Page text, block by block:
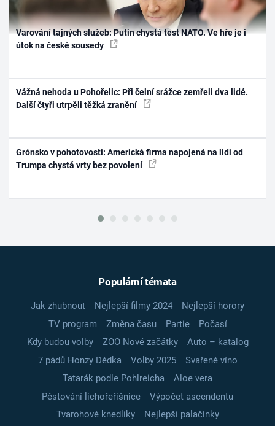
Varování tajných služeb: Putin chystá test NATO. Ve hře je i
útok na české sousedy
Vážná nehoda u Pohořelic: Při čelní srážce zemřeli dva lidé.
Další čtyři utrpěli těžká zranění
Grónsko v pohotovosti: Americká firma napojená na lidi od
Trumpa chystá vrty bez povolení
Populární témata
Jak zhubnout Nejlepší filmy 2024
Nejlepší horory
TV program
Změna času Partie
Počasí
Kdy budou volby
ZOO Nové začátky
Auto – katalog
7 pádů Honzy Dědka
Volby 2025
Svařené víno
Tatarák podle Pohlreicha
Aloe vera
Pěstování lichořeřišnice
Výpočet ascendentu
Tvarohové knedlíky
Nejlepší palačinky